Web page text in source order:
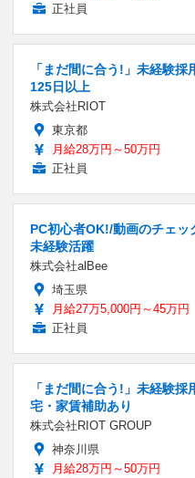
正社員
「まだ間に合う!」未経験
125日以上
株式会社RIOT
東京都
月給28万円～50万円
正社員
PC初心者OK!/動画のチェ
未経験活躍
株式会社alBee
埼玉県
月給27万5,000円～45万円
正社員
「まだ間に合う!」未経験
宅・家賃補助あり
株式会社RIOT GROUP
神奈川県
月給28万円～50万円